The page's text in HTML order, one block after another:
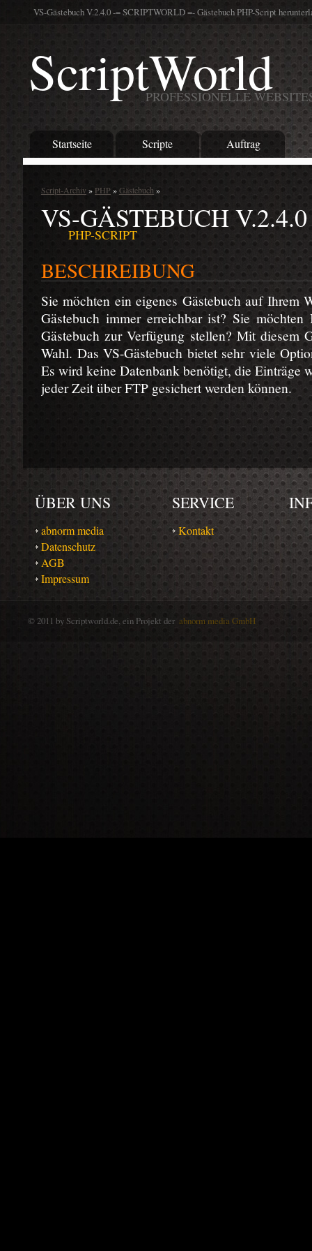
VS-Gästebuch V.2.4.0 -= SCRIPTWORLD =- Gästebuch PHP-Script
ScriptWorld
PROFESSIONELLE
Startseite Scripte Auftrag
Script-Archiv » PHP»Gästebuch »
VS-GÄSTEBUCH V.2.4.0
PHP-SCRIPT
BESCHREIBUNG
Sie möchten ein eigenes Gästebuch auf Ihrem
Gästebuch immer erreichbar ist? Sie möchten
Gästebuch zur Verfügung stellen? Mit diesem
Wahl. Das VS-Gästebuch bietet sehr viele
Es wird keine Datenbank benötigt, die Einträge
jeder Zeit über FTP gesichert werden können.
ÜBER UNS
abnorm media
Datenschutz
AGB
Impressum
SERVICE
Kontakt
© 2011 by Scriptworld.de, ein Projekt der abnorm media GmbH